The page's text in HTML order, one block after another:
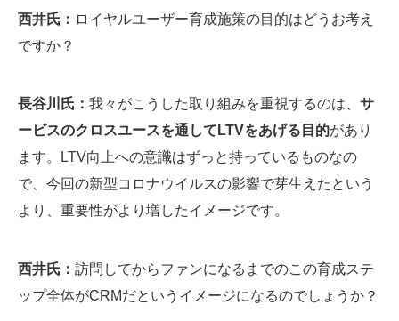
西井氏： ロイヤルユーザー育成施策の目的はどうお考え
ですか？
長谷川氏： 我々がこうした取り組みを重視するのは、 サ
ービスのクロスユースを通してLTVをあげる目的があり
ます。LTV向上への意識はずっと持っているものなの
で、今回の新型コロナウイルスの影響で芽生えたという
より、重要性がより増したイメージです。
西井氏： 訪問してからファンになるまでのこの育成ステ
ップ全体がCRMだというイメージになるのでしょうか？